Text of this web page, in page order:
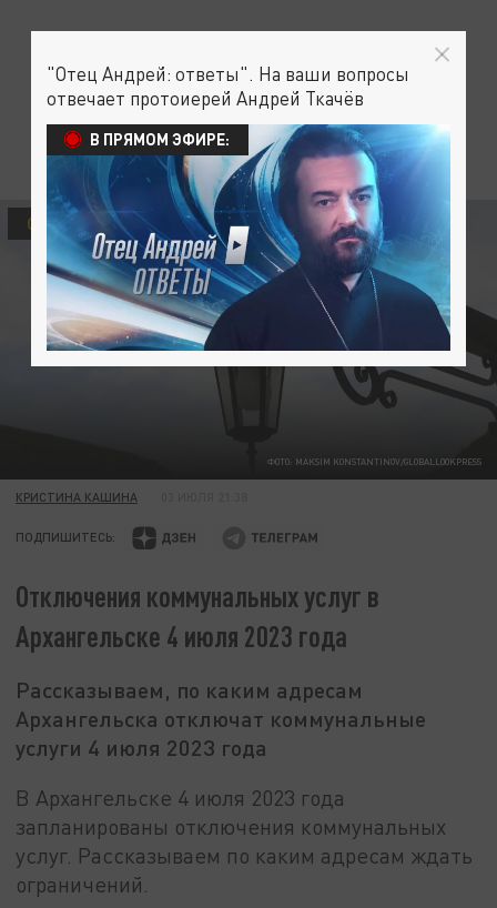
ФОТО: MAKSIM KONSTANTINOV/GLOBALLOOKPRESS
ОБЩЕСТВО
КРИСТИНА КАШИНА
ПОДПИШИТЕСЬ:
Отключения коммунальных услуг в
Архангельске 4 июля 2023 года
Рассказываем, по каким адресам
Архангельска отключат коммунальные
услуги 4 июля 2023 года
В Архангельске 4 июля 2023 года
запланированы отключения коммунальных
услуг. Рассказываем по каким адресам ждать
ограничений.
"Отец Андрей: ответы". На ваши вопросы
отвечает протоиерей Андрей Ткачёв
В ПРЯМОМ ЭФИРЕ: